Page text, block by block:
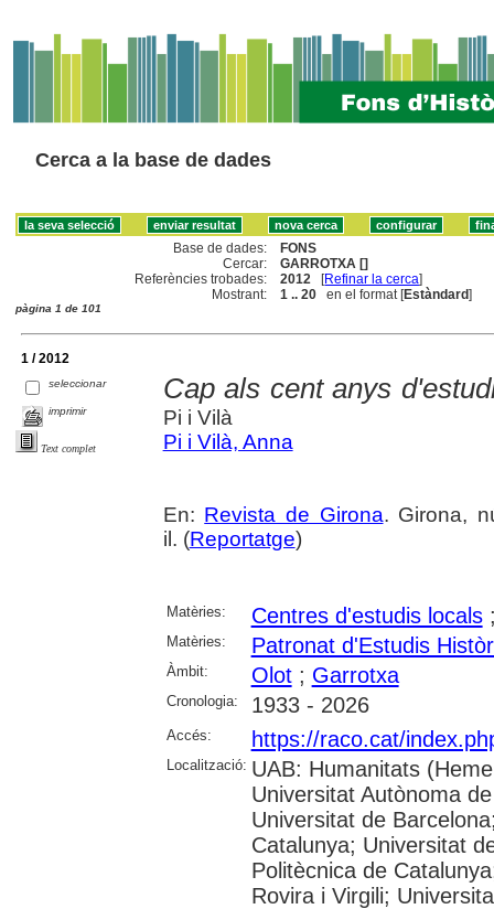
Cerca a la base de dades
Base de dades:
FONS
Cercar:
GARROTXA []
Referències trobades:
2012 [Refinar la cerca]
Mostrant:
1 .. 20 en el format [Estàndard]
pàgina 1 de 101
1 / 2012
seleccionar
imprimir
Text complet
Cap als cent anys
Pi i Vilà
Pi i Vilà, Anna
En: Revista de Girona. Girona,
il. (Reportatge)
Matèries: Centres d'estudis locals
Matèries: Patronat d'Estudis
Àmbit: Olot; Garrotxa
Cronologia: 1933 - 2026
Accés: https://raco.cat/
Localització: UAB: Humanitats
Universitat Autònoma
Universitat de
Catalunya; Universitat
Politècnica de
Rovira i Virgili;